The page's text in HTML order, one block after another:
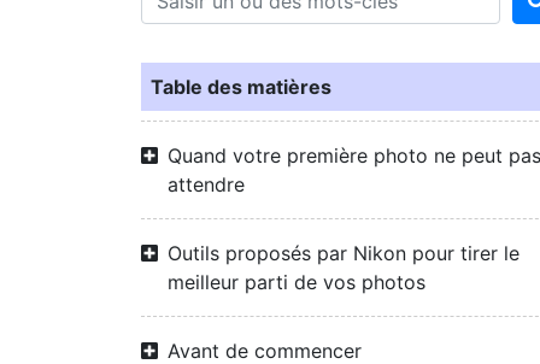
Table des matières
Quand votre première photo ne peut pas
attendre
Outils proposés par Nikon pour tirer le
meilleur parti de vos photos
Avant de commencer